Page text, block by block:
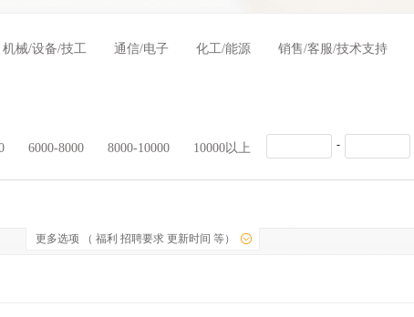
机械/设备/技工 通信/电子 化工/能源 销售/客服/技术支持
6000-8000 8000-10000 10000以上 -
更多选项 （ 福利 招聘要求 更新时间 等）